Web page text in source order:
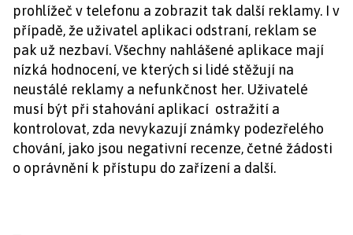
prohlížeč v telefonu a zobrazit tak další reklamy. I v
případě, že uživatel aplikaci odstraní, reklam se
pak už nezbaví. Všechny nahlášené aplikace mají
nízká hodnocení, ve kterých si lidé stěžují na
neustálé reklamy a nefunkčnost her. Uživatelé
musí být při stahování aplikací ostražití a
kontrolovat, zda nevykazují známky podezřelého
chování, jako jsou negativní recenze, četné žádosti
o oprávnění k přístupu do zařízení a další.